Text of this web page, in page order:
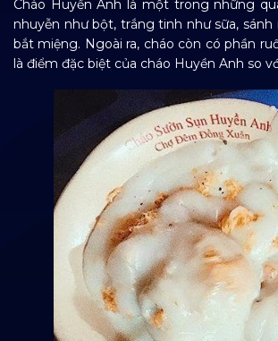
Cháo Huyền Anh là một trong những
nhuyễn như bột, trắng tinh như sữa,
bắt miệng. Ngoài ra, cháo còn có phần
là điểm đặc biệt của cháo Huyền Anh so